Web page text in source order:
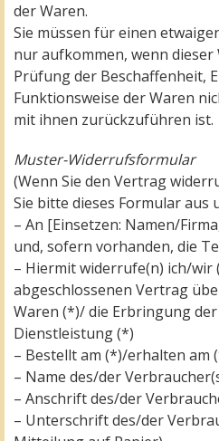
der Waren.
Sie müssen für einen
nur aufkommen, wenn
Prüfung der Beschaffenheit,
Funktionsweise der Waren
mit ihnen zurückzuführen ist.
Muster-Widerrufsformular
(Wenn Sie den Vertrag
Sie bitte dieses Formular aus
– An [Einsetzen: Namen/
und, sofern vorhanden, die
– Hiermit widerrufe(n) ich/
abgeschlossenen Vertrag
Waren (*)/ die Erbringung
Dienstleistung (*)
– Bestellt am (*)/erhalten am
– Name des/der
– Anschrift des/der
– Unterschrift des/der